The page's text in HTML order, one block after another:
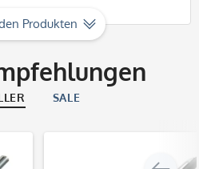
Produkten
SALE